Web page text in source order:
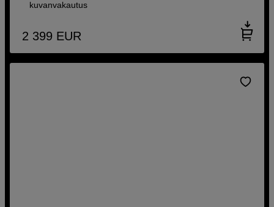
kuvanvakautus
2 399 EUR